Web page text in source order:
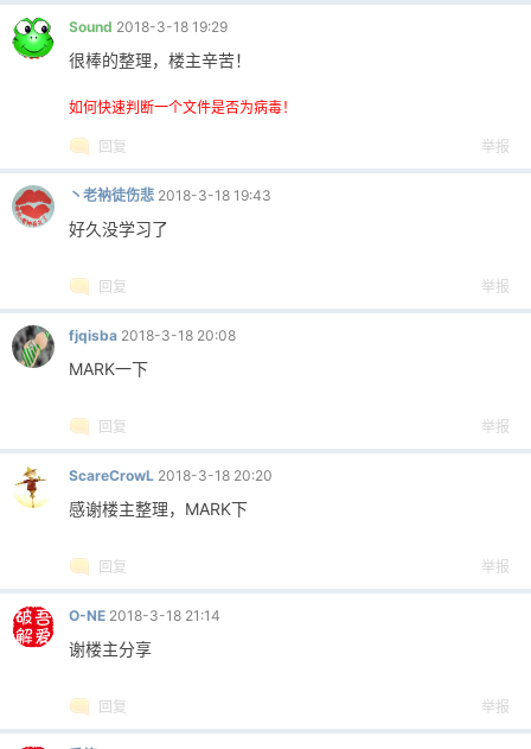
Sound 2018-3-18 19:29
很棒的整理，楼主辛苦！
如何快速判断一个文件是否为病毒！
回复 举报
丶老衲徒伤悲 2018-3-18 19:43
好久没学习了
回复 举报
fjqisba 2018-3-18 20:08
MARK一下
回复 举报
ScareCrowL 2018-3-18 20:20
感谢楼主整理，MARK下
回复 举报
O-NE 2018-3-18 21:14
谢楼主分享
回复 举报